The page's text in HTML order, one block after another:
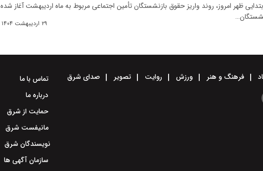
ظهر امروز، روند واریز حقوق بازنشستگان تأمین اجتماعی مربوط به ماه اردیبهشت آغاز شده
۲۹ اردیبهشت ۱۴۰۴
فرهنگ و هنر ورزش روایت تصویر صدای شرق
تماس با ما
درباره ما
حمایت از شرق
مانیفست شرق
نویسندگان شرق
سازمان آگهی ها